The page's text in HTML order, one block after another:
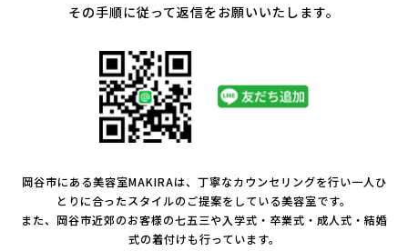
その手順に従って返信をお願いいたします。
岡谷市にある美容室MAKIRAは、丁寧なカウンセリングを行い一人ひ
とりに合ったスタイルのご提案をしている美容室です。
また、岡谷市近郊のお客様の七五三や入学式・卒業式・成人式・結婚
式の着付けも行っています。